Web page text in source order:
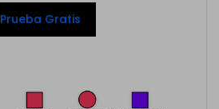
Prueba Gratis